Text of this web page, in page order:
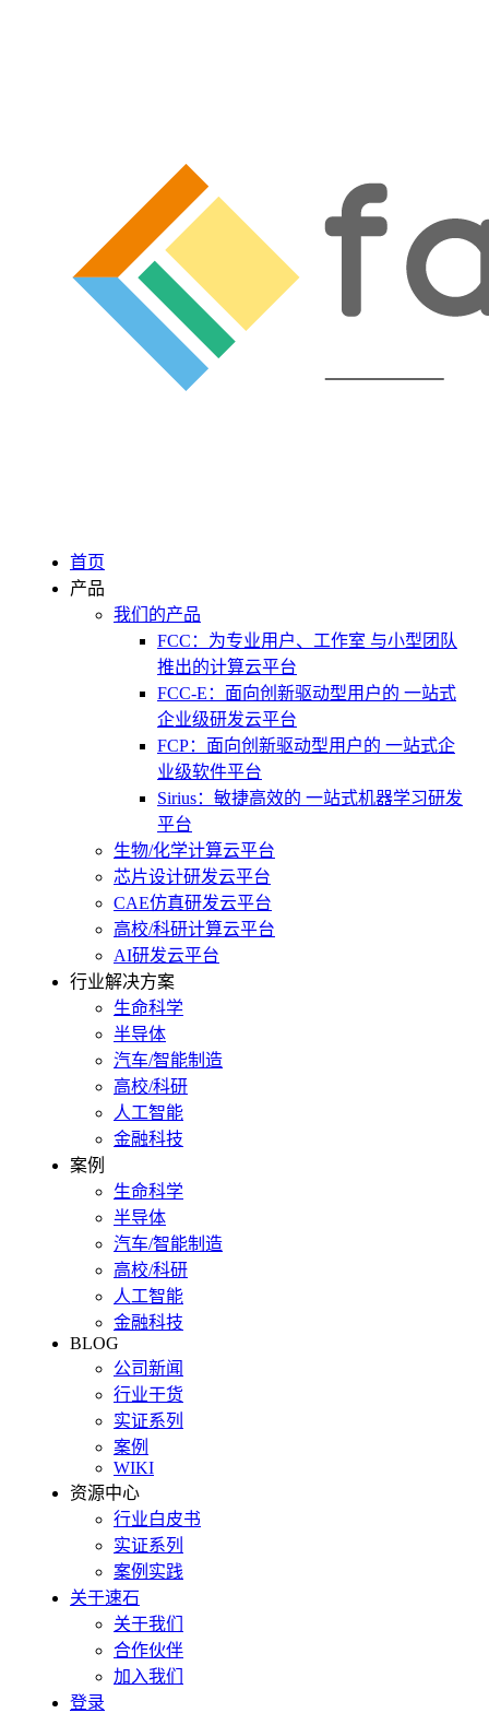
首页
产品
我们的产品
FCC：为专业用户、工作室 与小型团队
推出的计算云平台
FCC-E：面向创新驱动型用户的 一站式
企业级研发云平台
FCP：面向创新驱动型用户的 一站式企
业级软件平台
Sirius：敏捷高效的 一站式机器学习研发
平台
生物/化学计算云平台
芯片设计研发云平台
CAE仿真研发云平台
高校/科研计算云平台
AI研发云平台
行业解决方案
生命科学
半导体
汽车/智能制造
高校/科研
人工智能
金融科技
案例
生命科学
半导体
汽车/智能制造
高校/科研
人工智能
金融科技
BLOG
公司新闻
行业干货
实证系列
案例
WIKI
资源中心
行业白皮书
实证系列
案例实践
关于速石
关于我们
合作伙伴
加入我们
登录